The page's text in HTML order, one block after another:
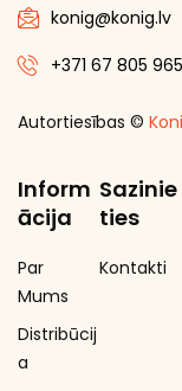
konig@konig.lv
+371 67 805 965
Autortiesības ©
Inform
ācija
Par
Mums
Distribūcij
a
Sazinie
ties
Kontakti